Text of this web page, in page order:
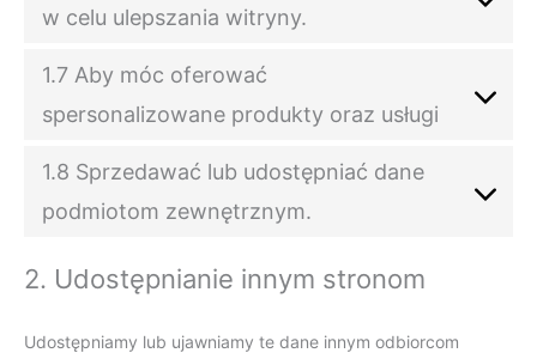
w celu ulepszania witryny.
1.7 Aby móc oferować
spersonalizowane produkty oraz usługi
1.8 Sprzedawać lub udostępniać dane
podmiotom zewnętrznym.
2. Udostępnianie innym stronom
Udostępniamy lub ujawniamy te dane innym odbiorcom